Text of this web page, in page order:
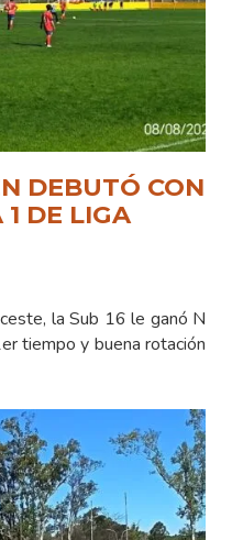
DEBUTÓ CON
DE LIGA
la Sub 16 le ganó N
tiempo y buena rotación